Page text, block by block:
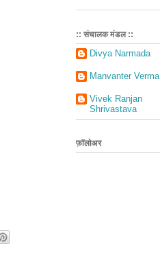
:: संचालक मंडल ::
Divya Narmada
Manvanter Verma
Vivek Ranjan
Shrivastava
फ़ॉलोअर